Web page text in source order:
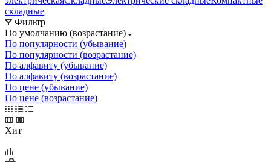
складные
Фильтр
По умолчанию (возрастание)
По популярности (убывание)
По популярности (возрастание)
По алфавиту (убывание)
По алфавиту (возрастание)
По цене (убывание)
По цене (возрастание)
Хит